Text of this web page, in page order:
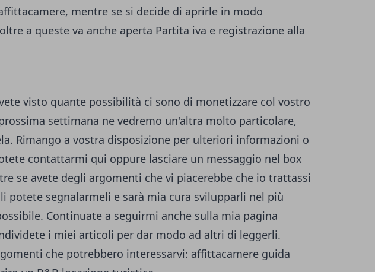
mentre se si decide di aprirle in modo
a queste va anche aperta Partita iva e registrazione alla
visto quante possibilità ci sono di monetizzare col vostro
settimana ne vedremo un'altra molto particolare,
Rimango a vostra disposizione per ulteriori informazioni o
contattarmi qui oppure lasciare un messaggio nel box
se avete degli argomenti che vi piacerebbe che io trattassi
potete segnalarmeli e sarà mia cura svilupparli nel più
Continuate a seguirmi anche sulla mia pagina
i miei articoli per dar modo ad altri di leggerli.
che potrebbero interessarvi: affittacamere guida